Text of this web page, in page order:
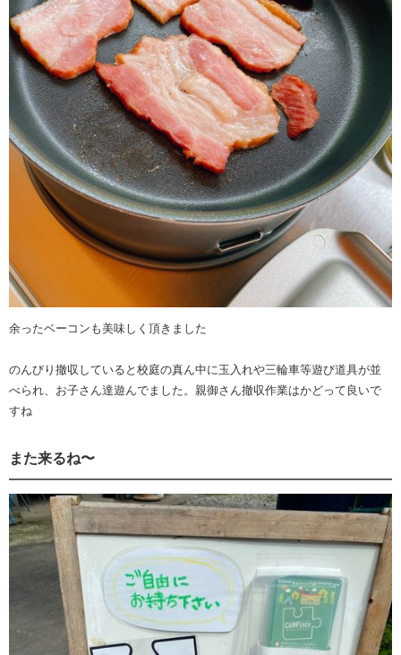
余ったベーコンも美味しく頂きました
のんびり撤収していると校庭の真ん中に玉入れや三輪車等遊び道具が並
べられ、お子さん達遊んでました。親御さん撤収作業はかどって良いで
すね
また来るね〜